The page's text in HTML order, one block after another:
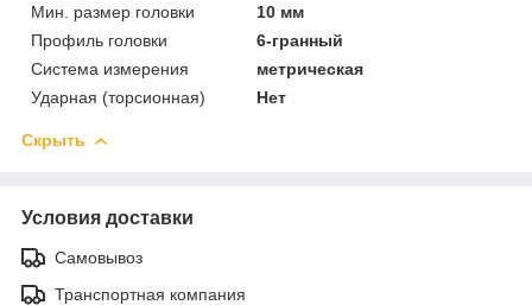
Мин. размер головки
10 мм
Профиль головки
6-гранный
Система измерения
метрическая
Ударная (торсионная)
Нет
Скрыть
Условия доставки
Самовывоз
Транспортная компания